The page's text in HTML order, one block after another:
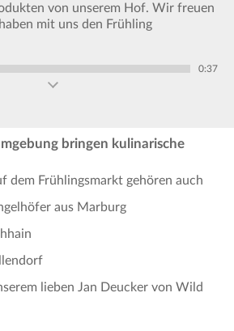
von unserem Hof. Wir freuen
mit uns den Frühling
0:37
bringen kulinarische
dem Frühlingsmarkt gehören auch
aus Marburg
lieben Jan Deucker von Wild